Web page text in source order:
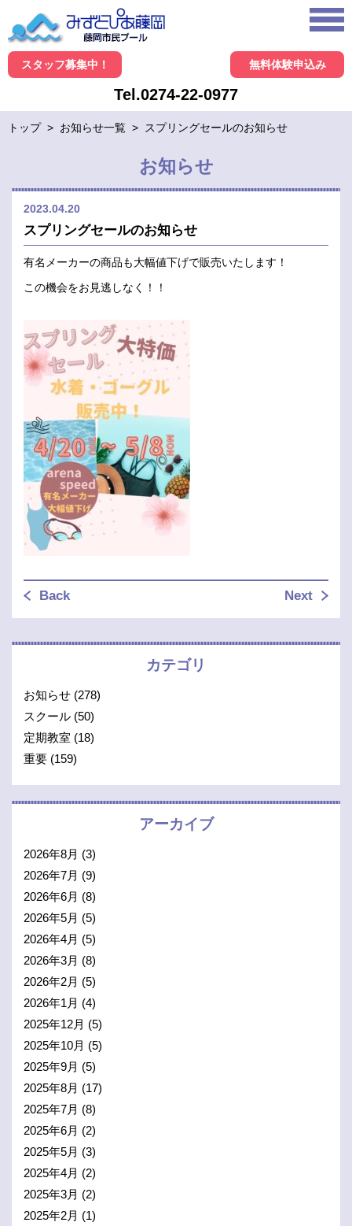
スタッフ募集中！ 無料体験申込み
Tel.0274-22-0977
トップ > お知らせ一覧 > スプリングセールのお知らせ
お知らせ
2023.04.20
スプリングセールのお知らせ
有名メーカーの商品も大幅値下げで販売いたします！
この機会をお見逃しなく！！
Back Next
カテゴリ
お知らせ (278)
スクール (50)
定期教室 (18)
重要 (159)
アーカイブ
2026年8月 (3)
2026年7月 (9)
2026年6月 (8)
2026年5月 (5)
2026年4月 (5)
2026年3月 (8)
2026年2月 (5)
2026年1月 (4)
2025年12月 (5)
2025年10月 (5)
2025年9月 (5)
2025年8月 (17)
2025年7月 (8)
2025年6月 (2)
2025年5月 (3)
2025年4月 (2)
2025年3月 (2)
2025年2月 (1)